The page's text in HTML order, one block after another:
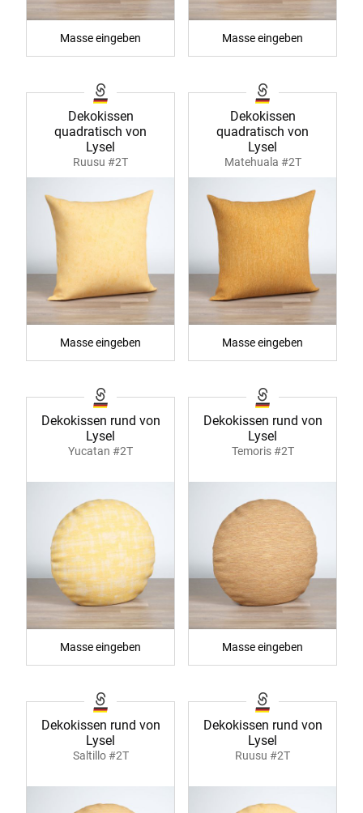
Masse eingeben Masse eingeben
Dekokissen
quadratisch von
Lysel
Ruusu #2T
Masse eingeben
Dekokissen
quadratisch von
Lysel
Matehuala #2T
Masse eingeben
Dekokissen rund von
Lysel
Yucatan #2T
Masse eingeben
Dekokissen rund von
Lysel
Temoris #2T
Masse eingeben
Dekokissen rund von
Lysel
Saltillo #2T
Dekokissen rund von
Lysel
Ruusu #2T